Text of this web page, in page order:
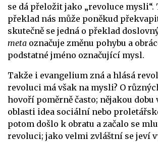
se dá přeložit jako „revoluce mysli“.
překlad nás může poněkud
skutečně se jedná o překlad
meta označuje změnu pohybu a
podstatné jméno označující mysl.
Takže i evangelium zná a hlásá
revoluci má však na mysli? O
hovoří poměrně často; nějakou dobu
oblasti idea sociální nebo
potom došlo k obratu a začalo se
revoluci; jako velmi zvláštní se jeví